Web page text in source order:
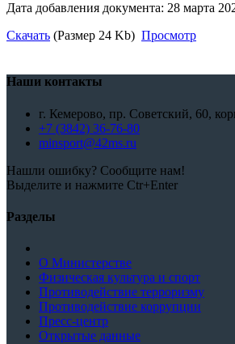
Дата добавления документа: 28 марта
Скачать (Размер 24 Kb) Просмотр
Наши контакты
г. Кемерово, пр. Советский, 60,
+7 (3842) 36-76-80
minsport@42ms.ru
Нашли ошибку? Сообщите нам!
Выделите и нажмите Ctr+Enter
Разделы
О Министерстве
Физическая культура и спорт
Противодействие терроризму
Противодействие коррупции
Пресс-центр
Открытые данные